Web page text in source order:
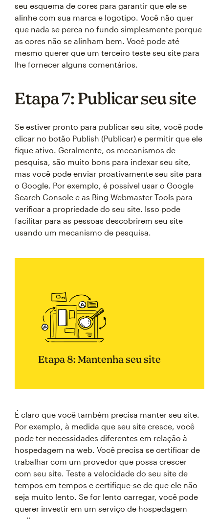
seu esquema de cores para garantir que ele se
alinhe com sua marca e logotipo. Você não quer
que nada se perca no fundo simplesmente porque
as cores não se alinham bem. Você pode até
mesmo querer que um terceiro teste seu site para
lhe fornecer alguns comentários.
Etapa 7: Publicar seu site
Se estiver pronto para publicar seu site, você pode
clicar no botão Publish (Publicar) e permitir que ele
fique ativo. Geralmente, os mecanismos de
pesquisa, são muito bons para indexar seu site,
mas você pode enviar proativamente seu site para
o Google. Por exemplo, é possível usar o Google
Search Console e as Bing Webmaster Tools para
verificar a propriedade do seu site. Isso pode
facilitar para as pessoas descobrirem seu site
usando um mecanismo de pesquisa.
Etapa 8: Mantenha seu site
É claro que você também precisa manter seu site.
Por exemplo, à medida que seu site cresce, você
pode ter necessidades diferentes em relação à
hospedagem na web. Você precisa se certificar de
trabalhar com um provedor que possa crescer
com seu site. Teste a velocidade do seu site de
tempos em tempos e certifique-se de que ele não
seja muito lento. Se for lento carregar, você pode
querer investir em um serviço de hospedagem